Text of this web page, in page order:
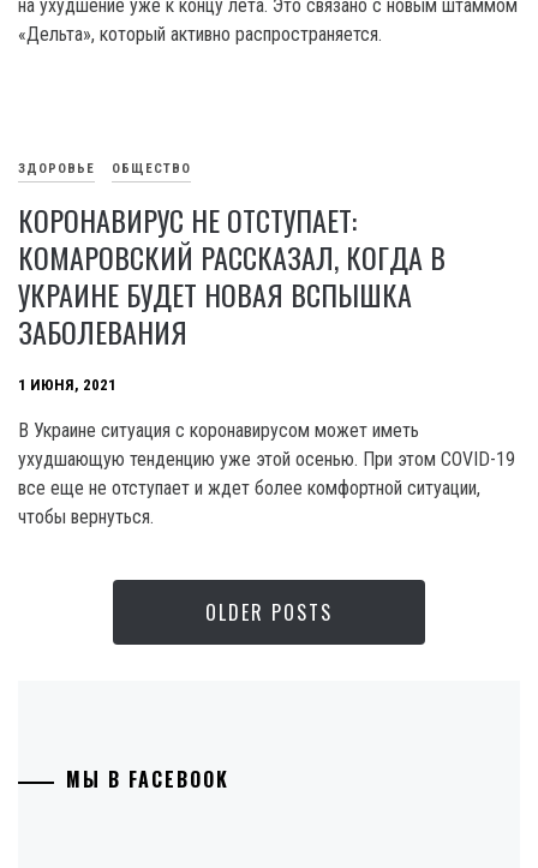
на ухудшение уже к концу лета. Это связано с новым штаммом
«Дельта», который активно распространяется.
ЗДОРОВЬЕ ОБЩЕСТВО
КОРОНАВИРУС НЕ ОТСТУПАЕТ:
КОМАРОВСКИЙ РАССКАЗАЛ, КОГДА В
УКРАИНЕ БУДЕТ НОВАЯ ВСПЫШКА
ЗАБОЛЕВАНИЯ
1 ИЮНЯ, 2021
В Украине ситуация с коронавирусом может иметь
ухудшающую тенденцию уже этой осенью. При этом COVID-19
все еще не отступает и ждет более комфортной ситуации,
чтобы вернуться.
OLDER POSTS
МЫ В FACEBOOK